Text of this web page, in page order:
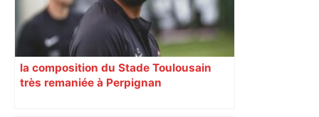
ladepeche.fr
la composition du Stade Toulousain
très remaniée à Perpignan